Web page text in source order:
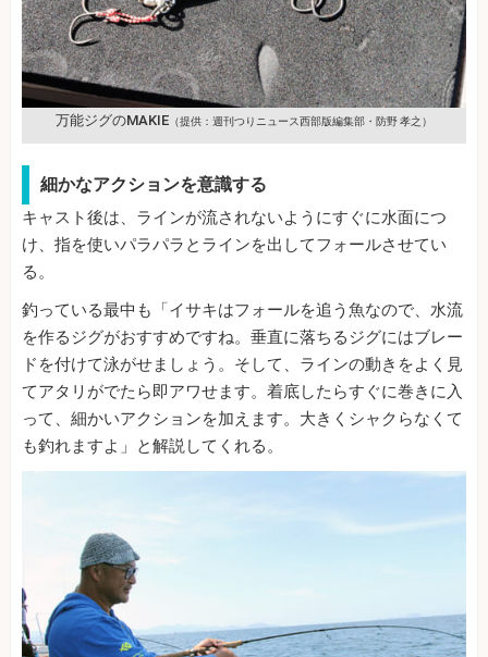
万能ジグのMAKIE （提供：週刊つりニュース西部版編集部・防野 孝之）
細かなアクションを意識する
キャスト後は、ラインが流されないようにすぐに水面につ
け、指を使いパラパラとラインを出してフォールさせてい
る。
釣っている最中も「イサキはフォールを追う魚なので、水流
を作るジグがおすすめですね。垂直に落ちるジグにはブレー
ドを付けて泳がせましょう。そして、ラインの動きをよく見
てアタリがでたら即アワせます。着底したらすぐに巻きに入
って、細かいアクションを加えます。大きくシャクらなくて
も釣れますよ」と解説してくれる。